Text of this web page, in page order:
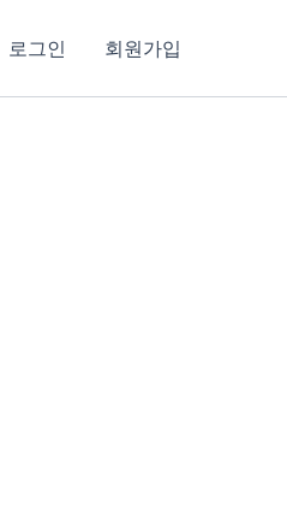
로그인 회원가입